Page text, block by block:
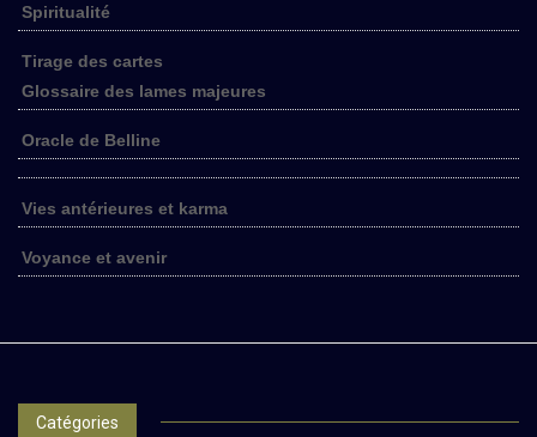
Spiritualité
Tirage des cartes
Glossaire des lames majeures
Oracle de Belline
Vies antérieures et karma
Voyance et avenir
Catégories